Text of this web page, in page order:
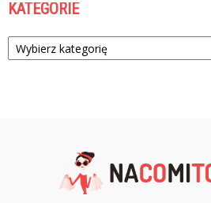
KATEGORIE
Kategorie